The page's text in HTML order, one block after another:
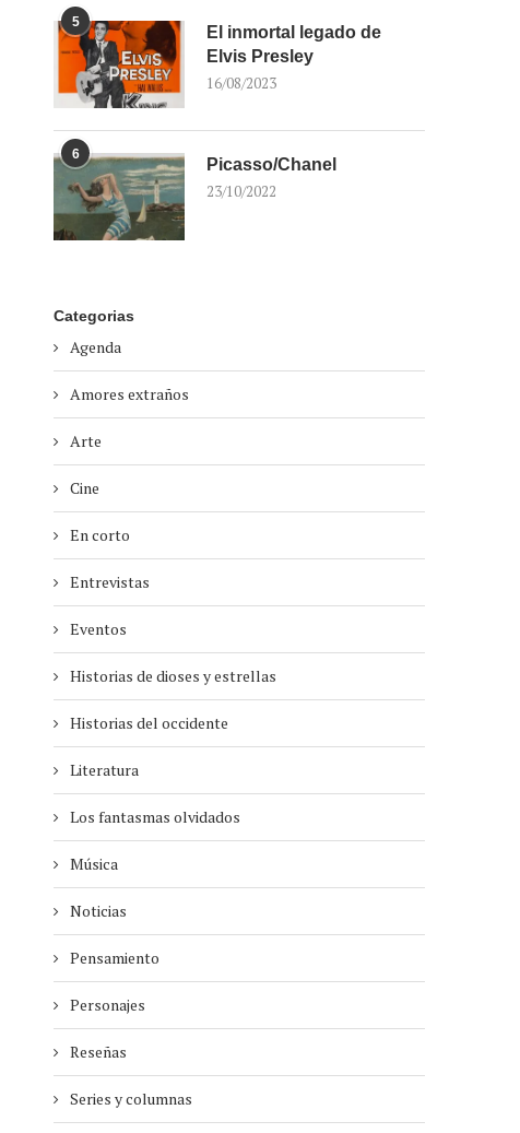
5
El inmortal legado de
Elvis Presley
16/08/2023
6
Picasso/Chanel
23/10/2022
Categorias
Agenda
Amores extraños
Arte
Cine
En corto
Entrevistas
Eventos
Historias de dioses y estrellas
Historias del occidente
Literatura
Los fantasmas olvidados
Música
Noticias
Pensamiento
Personajes
Reseñas
Series y columnas